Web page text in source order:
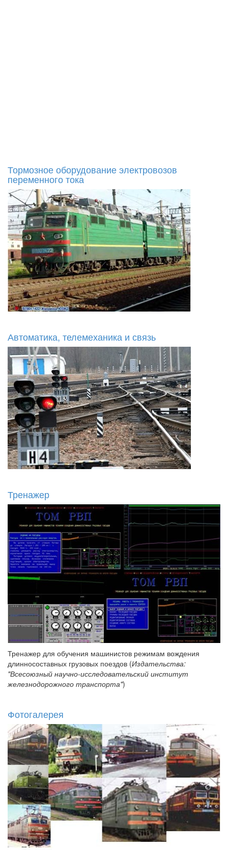
Тормозное оборудование электровозов
переменного тока
Автоматика, телемеханика и связь
Тренажер
Тренажер для обучения машинистов режимам вождения
длинносоставных грузовых поездов (Издательства:
"Всесоюзный научно-исследовательский институт
железнодорожного транспорта")
Фотогалерея